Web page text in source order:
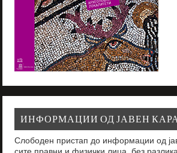
ИНФОРМАЦИИ ОД ЈАВЕН
Слободен пристап до информации од